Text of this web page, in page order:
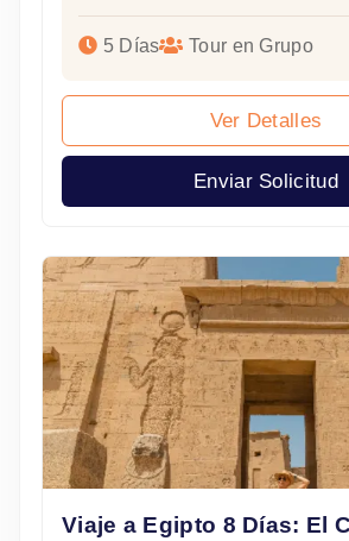
5 Días Tour en Grupo
Ver Detalles
Enviar Solicitud
Viaje a Egipto 8 Días: El